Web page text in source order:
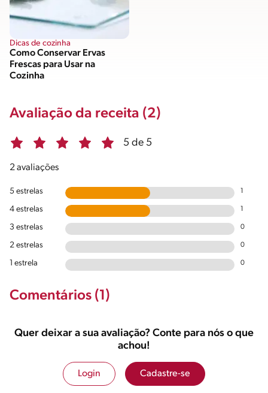
Dicas de cozinha
Como Conservar Ervas
Frescas para Usar na
Cozinha
Avaliação da receita (2)
5 de 5
2 avaliações
5 estrelas 1
4 estrelas 1
3 estrelas 0
2 estrelas 0
1 estrela 0
Comentários (1)
Quer deixar a sua avaliação? Conte para nós o que
achou!
Login Cadastre-se